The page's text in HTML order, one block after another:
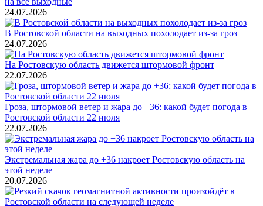
24.07.2026
В Ростовской области на выходных похолодает из-за гроз
24.07.2026
На Ростовскую область движется штормовой фронт
22.07.2026
Гроза, штормовой ветер и жара до +36: какой будет погода в
Ростовской области 22 июля
22.07.2026
Экстремальная жара до +36 накроет Ростовскую область на
этой неделе
20.07.2026